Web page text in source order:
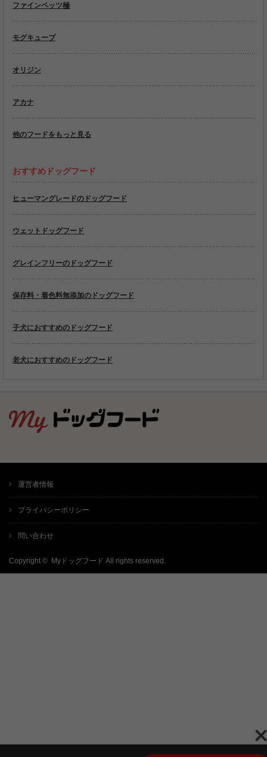
ファインペッツ極
モグキューブ
オリジン
アカナ
他のフードをもっと見る
おすすめドッグフード
ヒューマングレードのドッグフード
ウェットドッグフード
グレインフリーのドッグフード
保存料・着色料無添加のドッグフード
子犬におすすめのドッグフード
老犬におすすめのドッグフード
運営者情報
プライバシーポリシー
問い合わせ
Copyright © Myドッグフード All rights reserved.